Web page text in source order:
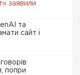
заявили
та
сайт і
попри